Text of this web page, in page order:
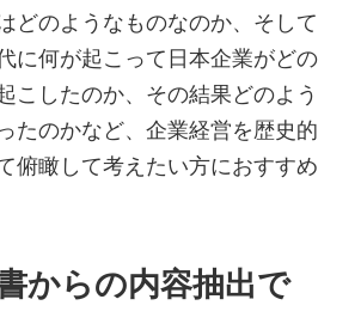
どのようなものなのか、そして
に何が起こって日本企業がどの
こしたのか、その結果どのよう
たのかなど、企業経営を歴史的
俯瞰して考えたい方におすすめ
からの内容抽出で